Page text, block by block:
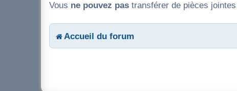
Vous ne pouvez pas transférer de pièces
Accueil du forum